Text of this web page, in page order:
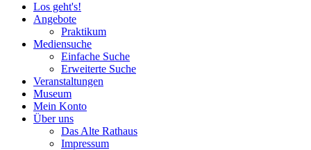
Los geht's!
Angebote
Praktikum
Mediensuche
Einfache Suche
Erweiterte Suche
Veranstaltungen
Museum
Mein Konto
Über uns
Das Alte Rathaus
Impressum